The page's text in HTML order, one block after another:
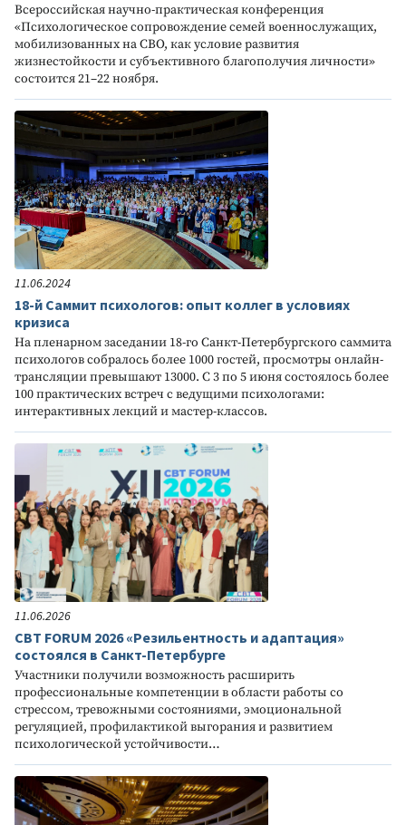
Всероссийская научно-практическая конференция
«Психологическое сопровождение семей военнослужащих,
мобилизованных на СВО, как условие развития
жизнестойкости и субъективного благополучия личности»
состоится 21–22 ноября.
11.06.2024
18-й Саммит психологов: опыт коллег в условиях
кризиса
На пленарном заседании 18-го Санкт-Петербургского саммита
психологов собралось более 1000 гостей, просмотры онлайн-
трансляции превышают 13000. С 3 по 5 июня состоялось более
100 практических встреч с ведущими психологами:
интерактивных лекций и мастер-классов.
11.06.2026
CBT FORUM 2026 «Резильентность и адаптация»
состоялся в Санкт-Петербурге
Участники получили возможность расширить
профессиональные компетенции в области работы со
стрессом, тревожными состояниями, эмоциональной
регуляцией, профилактикой выгорания и развитием
психологической устойчивости…